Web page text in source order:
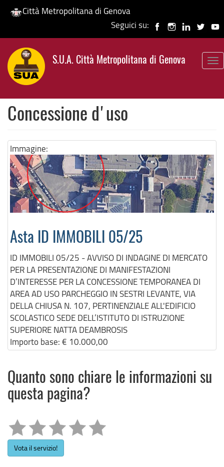
Salta
contenuto
principale
Città Metropolitana di Genova
Seguici su:
S.U.A. Città Metropolitana di Genova
Concessione d'uso
Immagine:
Asta ID IMMOBILI 05/25
ID IMMOBILI 05/25 - AVVISO DI INDAGINE DI MERCATO
PER LA PRESENTAZIONE DI MANIFESTAZIONI
D’INTERESSE PER LA CONCESSIONE TEMPORANEA DI
AREA AD USO PARCHEGGIO IN SESTRI LEVANTE, VIA
DELLA CHIUSA N. 107, PERTINENZIALE ALL'EDIFICIO
SCOLASTICO SEDE DELL’ISTITUTO DI ISTRUZIONE
SUPERIORE NATTA DEAMBROSIS
Importo base: € 10.000,00
Quanto sono chiare le informazioni su
questa pagina?
Vota il servizio!